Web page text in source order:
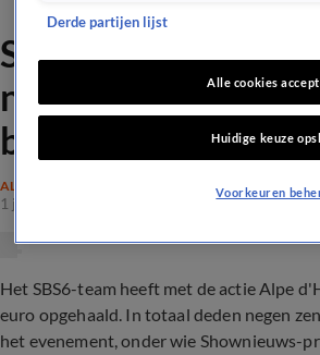
SBS6-sterren
na Alpe d'Huez-
beklimmingen
ALGEMEEN
1 juni 2023, 18:48
Het SBS6-team heeft met de actie Alpe
euro opgehaald. In totaal deden negen
het evenement, onder wie Shownieuws-
Derde partijen lijst
Alle cookies
Huidige keuze
Voorkeuren